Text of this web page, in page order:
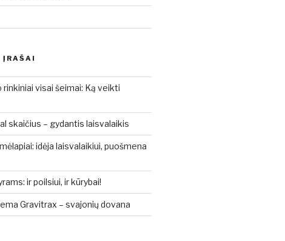
ĮRAŠAI
rinkiniai visai šeimai: Ką veikti
skaičius – gydantis laisvalaikis
idėja laisvalaikiui, puošmena
ir poilsiui, ir kūrybai!
Gravitrax – svajonių dovana